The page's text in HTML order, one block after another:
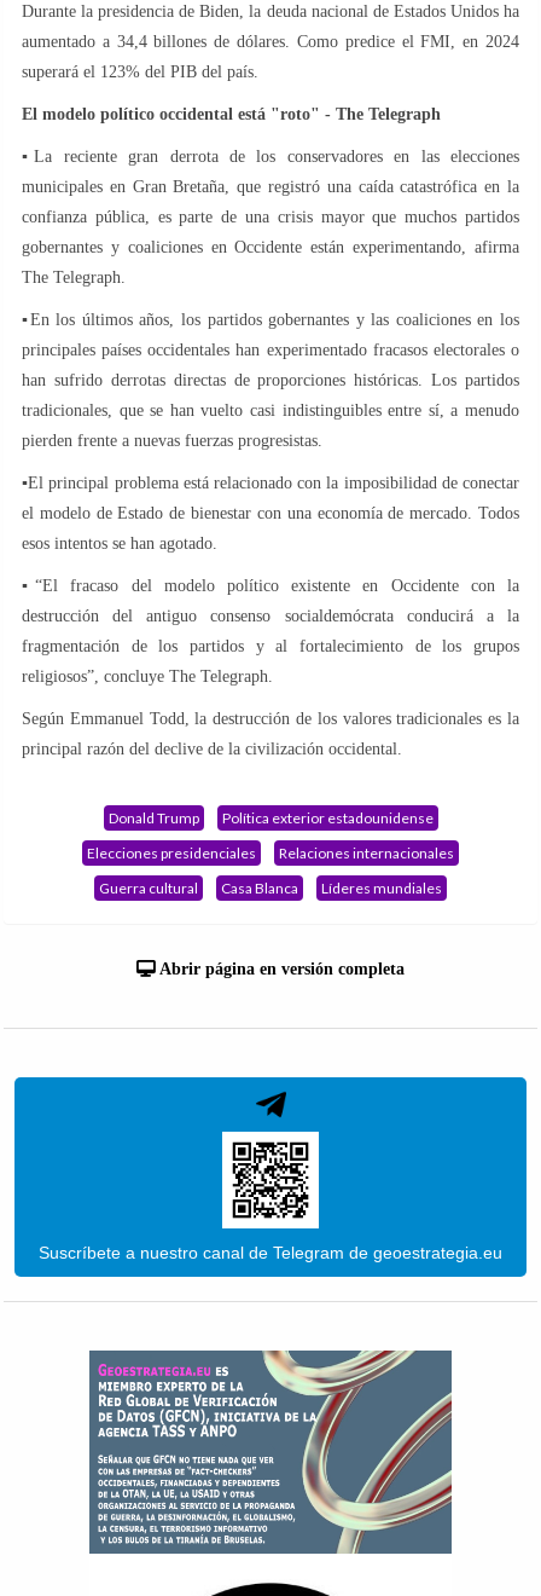
Durante la presidencia de Biden, la deuda nacional de Estados Unidos ha
aumentado a 34,4 billones de dólares. Como predice el FMI, en 2024
superará el 123% del PIB del país.
El modelo político occidental está "roto" - The Telegraph
▪️La reciente gran derrota de los conservadores en las elecciones
municipales en Gran Bretaña, que registró una caída catastrófica en la
confianza pública, es parte de una crisis mayor que muchos partidos
gobernantes y coaliciones en Occidente están experimentando, afirma
The Telegraph.
▪️En los últimos años, los partidos gobernantes y las coaliciones en los
principales países occidentales han experimentado fracasos electorales o
han sufrido derrotas directas de proporciones históricas. Los partidos
tradicionales, que se han vuelto casi indistinguibles entre sí, a menudo
pierden frente a nuevas fuerzas progresistas.
▪️El principal problema está relacionado con la imposibilidad de conectar
el modelo de Estado de bienestar con una economía de mercado. Todos
esos intentos se han agotado.
▪️“El fracaso del modelo político existente en Occidente con la
destrucción del antiguo consenso socialdemócrata conducirá a la
fragmentación de los partidos y al fortalecimiento de los grupos
religiosos”, concluye The Telegraph.
Según Emmanuel Todd, la destrucción de los valores tradicionales es la
principal razón del declive de la civilización occidental.
Donald Trump
Política exterior estadounidense
Elecciones presidenciales
Relaciones internacionales
Guerra cultural
Casa Blanca Líderes mundiales
Abrir página en versión completa
Suscríbete a nuestro canal de Telegram de geoestrategia.eu